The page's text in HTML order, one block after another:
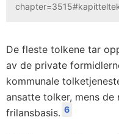
De fleste tolkene tar
av de private
kommunale
ansatte tolker, mens
frilansbasis. 6